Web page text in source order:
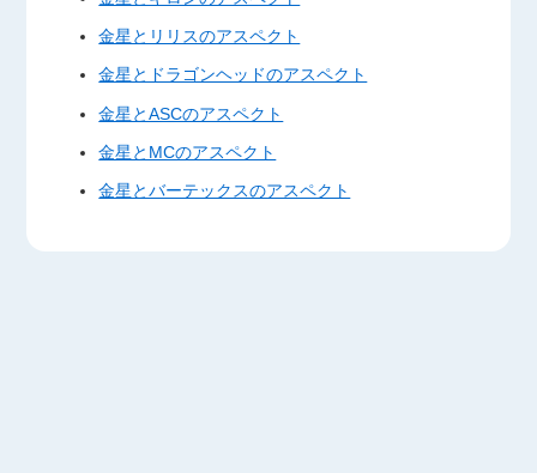
金星とリリスのアスペクト
金星とドラゴンヘッドのアスペクト
金星とASCのアスペクト
金星とMCのアスペクト
金星とバーテックスのアスペクト